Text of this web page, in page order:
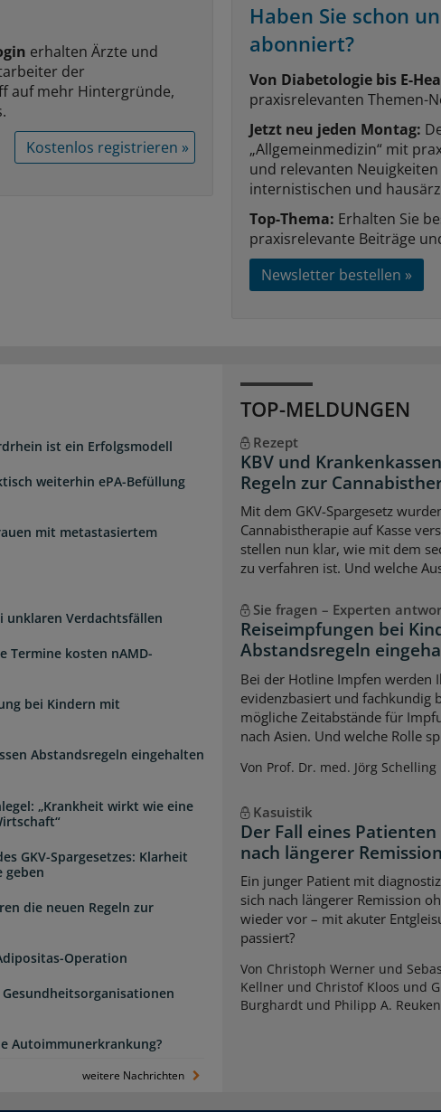
erhalten Ärzte und
der
auf mehr Hintergründe,
Kostenlos registrieren »
Haben Sie schon
abonniert?
Von Diabetologie bis E-
praxisrelevanten Themen-
Jetzt neu jeden Montag:
„Allgemeinmedizin“ mit
und relevanten
internistischen und
Top-Thema: Erhalten Sie
praxisrelevante Beiträge
Newsletter bestellen »
ist ein Erfolgsmodell
weiterhin ePA-Befüllung
mit metastasiertem
unklaren Verdachtsfällen
Termine kosten nAMD-
bei Kindern mit
Abstandsregeln eingehalten
„Krankheit wirkt wie eine
GKV-Spargesetzes: Klarheit
geben
die neuen Regeln zur
Operation
Autoimmunerkrankung?
weitere Nachrichten
TOP-MELDUNGEN
Rezept
KBV und
Regeln zur
Mit dem GKV-Spargesetz
Cannabistherapie auf Kasse
stellen nun klar, wie mit dem
zu verfahren ist. Und welche
Sie fragen – Experten
Reiseimpfungen bei
Abstandsregeln
Bei der Hotline Impfen werden
evidenzbasiert und fachkundig
mögliche Zeitabstände für
nach Asien. Und welche Rolle
Von Prof. Dr. med. Jörg Schelling
Kasuistik
Der Fall eines
nach längerer Remission
Ein junger Patient mit
sich nach längerer Remission
wieder vor – mit akuter
passiert?
Von Christoph Werner und
Kellner und Christof Kloos und
Burghardt und Philipp A. Reuken